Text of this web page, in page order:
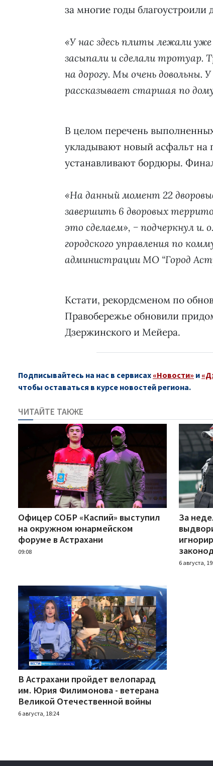
за многие годы
«У нас здесь плиты лежали уже
засыпали и сделали тротуар.
на дорогу. Мы очень
рассказывает старшая по
В целом перечень
укладывают новый асфальт
устанавливают бордюры.
«На данный момент 22
завершить 6 дворовых
это сделаем», − подчеркнул и.
городского управления по
администрации МО “Город
Кстати, рекордсменом по
Правобережье обновили
Дзержинского и Мейера.
Подписывайтесь на нас в сервисах «Новости» и
чтобы оставаться в курсе новостей региона.
ЧИТАЙТЕ ТАКЖЕ
Офицер СОБР «Каспий» выступил
на окружном юнармейском
форуме в Астрахани
09:08
За
6 августа,
В Астрахани пройдет велопарад
им. Юрия Филимонова - ветерана
Великой Отечественной войны
6 августа, 18:24